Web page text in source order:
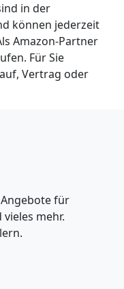
in der
können jederzeit
Amazon-Partner
Für Sie
Vertrag oder
für
mehr.